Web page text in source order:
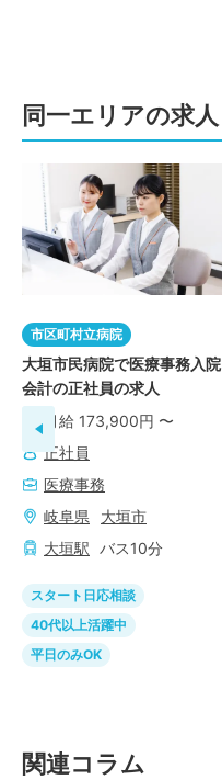
同一エリアの求人
市区町村立病院
大垣市民病院で医療事務入院
会計の正社員の求人
月給 173,900円 〜
正社員
医療事務
岐阜県
大垣市
大垣駅 バス10分
スタート日応相談
40代以上活躍中
平日のみOK
関連コラム